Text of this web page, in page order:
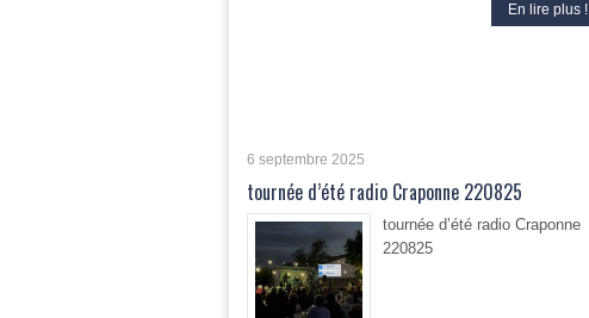
En lire plus !
6 septembre 2025
tournée d’été radio Craponne 220825
tournée d’été radio Craponne
220825